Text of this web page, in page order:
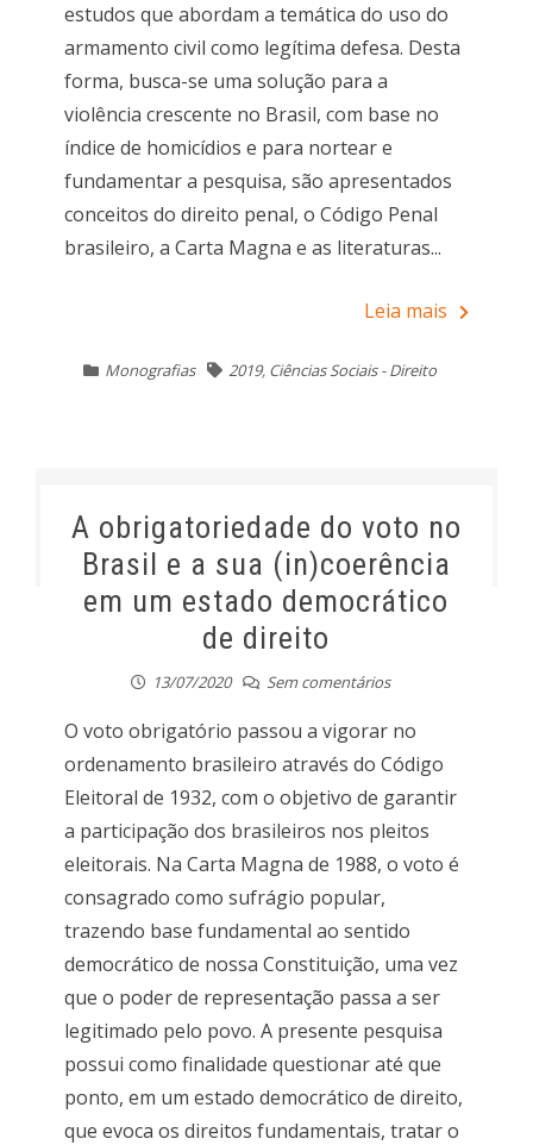
estudos que abordam a temática do uso do
armamento civil como legítima defesa. Desta
forma, busca-se uma solução para a
violência crescente no Brasil, com base no
índice de homicídios e para nortear e
fundamentar a pesquisa, são apresentados
conceitos do direito penal, o Código Penal
brasileiro, a Carta Magna e as literaturas...
Leia mais
Monografias 2019, Ciências Sociais - Direito
A obrigatoriedade do voto no
Brasil e a sua (in)coerência
em um estado democrático
de direito
13/07/2020 Sem comentários
O voto obrigatório passou a vigorar no
ordenamento brasileiro através do Código
Eleitoral de 1932, com o objetivo de garantir
a participação dos brasileiros nos pleitos
eleitorais. Na Carta Magna de 1988, o voto é
consagrado como sufrágio popular,
trazendo base fundamental ao sentido
democrático de nossa Constituição, uma vez
que o poder de representação passa a ser
legitimado pelo povo. A presente pesquisa
possui como finalidade questionar até que
ponto, em um estado democrático de direito,
que evoca os direitos fundamentais, tratar o